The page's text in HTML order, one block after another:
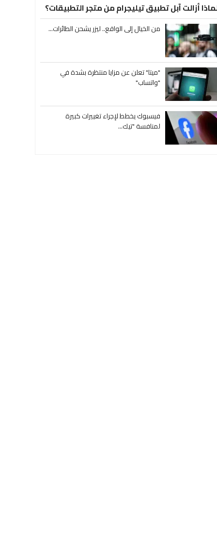
أزالت آبل تطبيق تيليجرام من متجر التطبيقات؟
من الخيال إلى الواقع.. ليزر يشحن الطائرات...
"ميتا" تعلن عن مزايا منتظرة بشدة في
"واتساب"
فيسبوك يخطط لإجراء تغييرات كبيرة
لمنافسة "تيك...